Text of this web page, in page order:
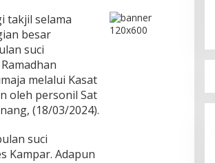
takjil selama
besar
suci
melalui Kasat
oleh personil Sat
(18/03/2024).
suci
Kampar. Adapun